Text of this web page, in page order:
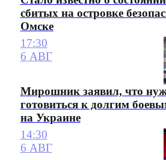
сбитых на островке
Омске
17:30
6 АВГ
Мирошник заявил, что
готовиться к долгим
на Украине
14:30
6 АВГ